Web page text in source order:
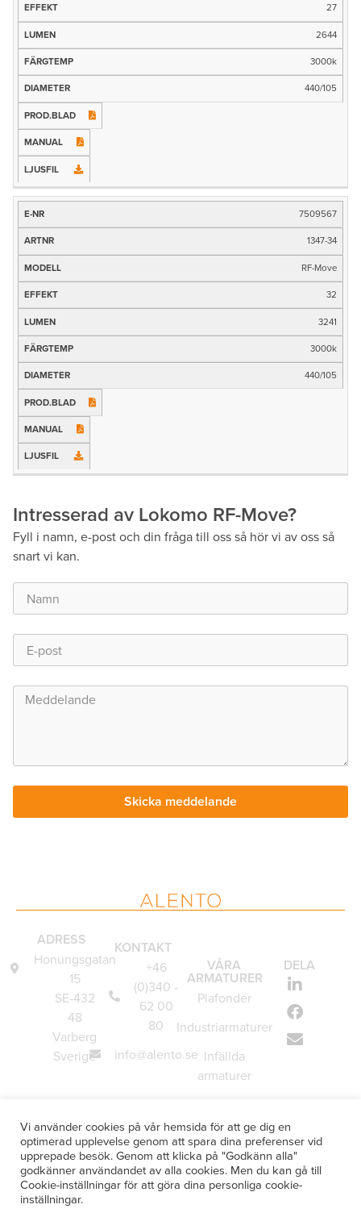
27
2644
3000k
440/105
7509567
1347-34
RF-Move
32
3241
3000k
440/105
Intresserad av Lokomo RF-Move?
Fyll i namn, e-post och din fråga till oss så hör vi av oss så
snart vi kan.
Skicka meddelande
ADRESS
Honungsgatan
15
SE-432
48
Varberg
Sverige
KONTAKT
+46
(0)340 -
62 00
80
info@alento.se
VÅRA
ARMATURER
Plafonder
Industriarmaturer
Infällda
armaturer
Underskåpsarmaturer
Specialanpassade
armaturer
DELA
Vi använder cookies på vår hemsida för att ge dig en
optimerad upplevelse genom att spara dina preferenser vid
upprepade besök. Genom att klicka på "Godkänn alla"
godkänner användandet av alla cookies. Men du kan gå till
Cookie-inställningar för att göra dina personliga cookie-
inställningar.